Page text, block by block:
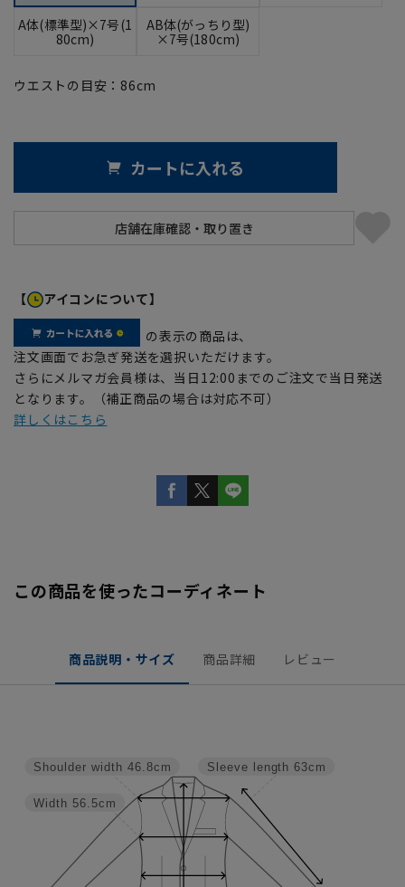
A体(標準型)×7号(1
80cm)
AB体(がっちり型)
×7号(180cm)
ウエストの目安： 86cm
カートに入れる
【 アイコンについて】
の表示の商品は、
注文画面でお急ぎ発送を選択いただけます。
さらにメルマガ会員様は、当日12:00までのご注文で当日発送
となります。（補正商品の場合は対応不可）
詳しくはこちら
この商品を使ったコーディネート
商品説明・サイズ 商品詳細 レビュー
Sleeve length 63cm
Width 56.5cm
Shoulder width 46.8cm